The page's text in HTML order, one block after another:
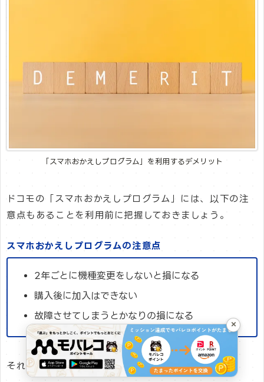
「スマホおかえしプログラム」を利用するデメリット
ドコモの「スマホおかえしプログラム」には、以下の注
意点もあることを利用前に把握しておきましょう。
スマホおかえしプログラムの注意点
2年ごとに機種変更をしないと損になる
購入後に加入はできない
故障させてしまうとかなりの損になる
それぞれ解説していきます。
×